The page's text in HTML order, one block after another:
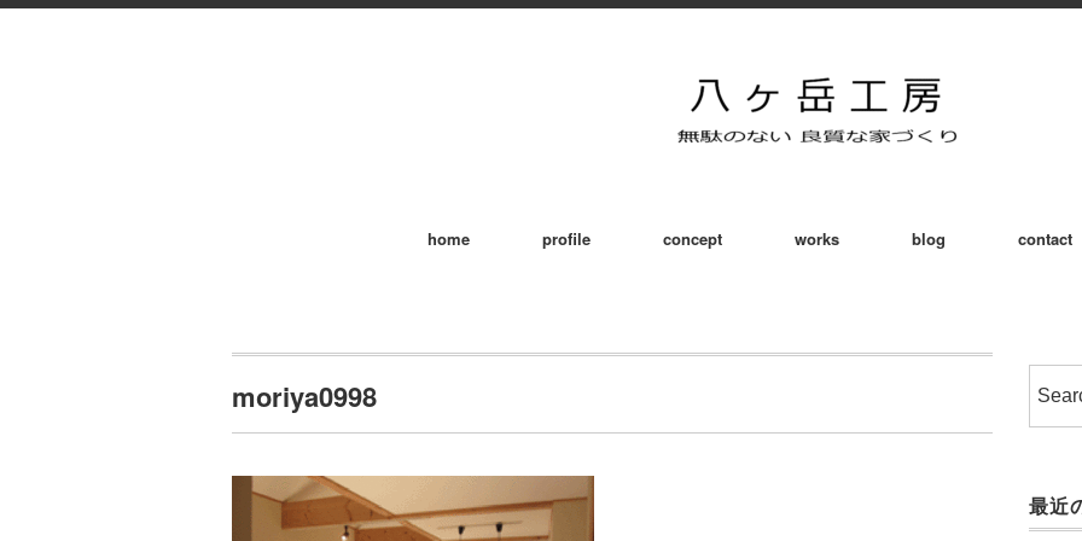
home profile concept works blog contact
moriya0998
最近